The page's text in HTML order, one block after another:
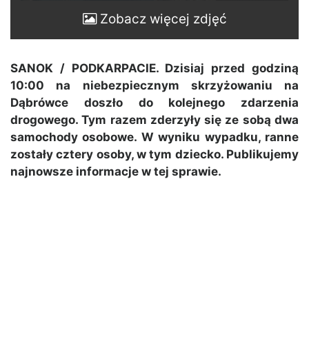
Zobacz więcej zdjęć
SANOK / PODKARPACIE. Dzisiaj przed godziną
10:00 na niebezpiecznym skrzyżowaniu na
Dąbrówce doszło do kolejnego zdarzenia
drogowego. Tym razem zderzyły się ze sobą dwa
samochody osobowe. W wyniku wypadku, ranne
zostały cztery osoby, w tym dziecko. Publikujemy
najnowsze informacje w tej sprawie.